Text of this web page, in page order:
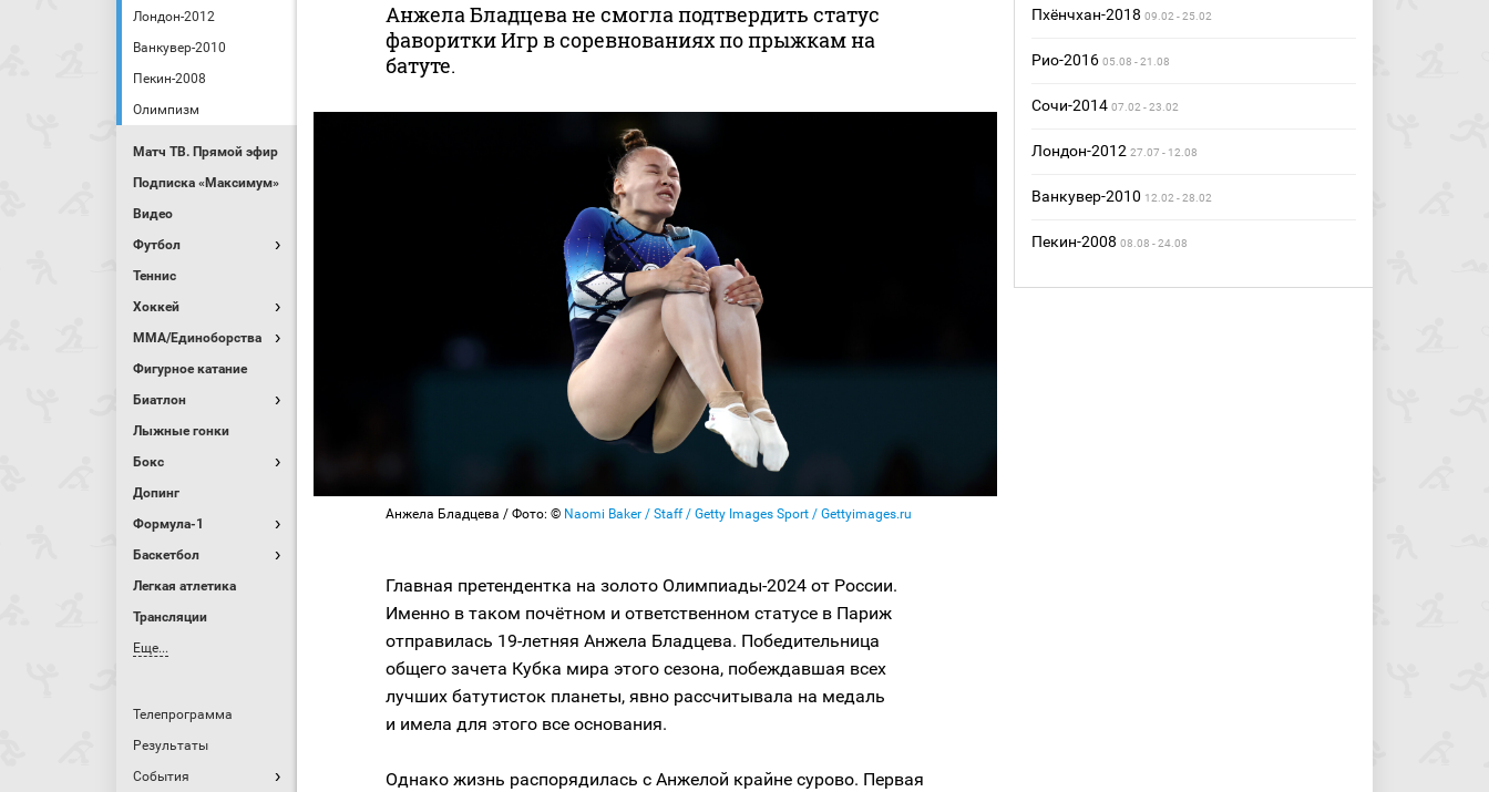
Лондон-2012
Ванкувер-2010
Пекин-2008
Олимпизм
Матч ТВ. Прямой эфир
Подписка «Максимум»
Видео
Футбол
Теннис
Хоккей
MMA/Единоборства
Фигурное катание
Биатлон
Лыжные гонки
Бокс
Допинг
Формула-1
Баскетбол
Легкая атлетика
Трансляции
Еще...
Телепрограмма
Результаты
События
Анжела Бладцева не смогла подтвердить статус
фаворитки Игр в соревнованиях по прыжкам на
батуте.
Анжела Бладцева / Фото: © Naomi Baker / Staff / Getty Images Sport / Gettyimages.ru
Главная претендентка на золото Олимпиады-2024 от России.
Именно в таком почётном и ответственном статусе в Париж
отправилась 19-летняя Анжела Бладцева. Победительница
общего зачета Кубка мира этого сезона, побеждавшая всех
лучших батутисток планеты, явно рассчитывала на медаль
и имела для этого все основания.
Однако жизнь распорядилась с Анжелой крайне сурово. Первая
Пхёнчхан-2018 09.02 - 25.02
Рио-2016 05.08 - 21.08
Сочи-2014 07.02 - 23.02
Лондон-2012 27.07 - 12.08
Ванкувер-2010 12.02 - 28.02
Пекин-2008 08.08 - 24.08